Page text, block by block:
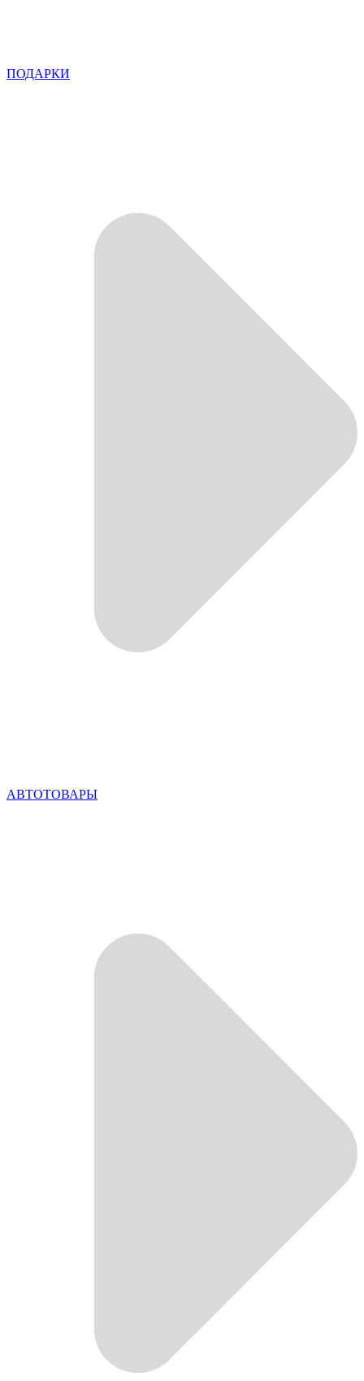
ПОДАРКИ
АВТОТОВАРЫ